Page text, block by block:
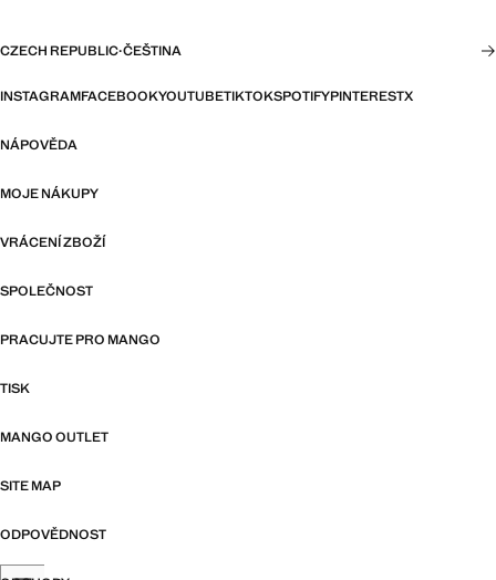
CZECH REPUBLIC·ČEŠTINA
INSTAGRAMFACEBOOKYOUTUBETIKTOKSPOTIFYPINTERESTX
NÁPOVĚDA
MOJE NÁKUPY
VRÁCENÍ ZBOŽÍ
SPOLEČNOST
PRACUJTE PRO MANGO
TISK
MANGO OUTLET
SITE MAP
ODPOVĚDNOST